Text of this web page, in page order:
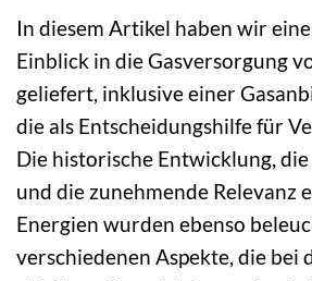
In diesem Artikel haben wir
Einblick in die Gasversorgung
geliefert, inklusive einer
die als Entscheidungshilfe für
Die historische Entwicklung,
und die zunehmende Relevanz
Energien wurden ebenso
verschiedenen Aspekte, die bei